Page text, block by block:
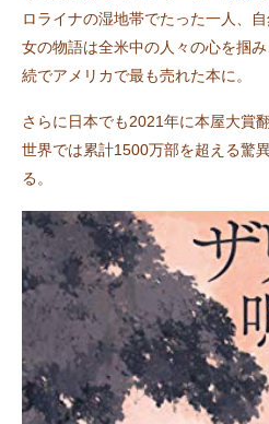
ロライナの湿地帯でたった一人、
女の物語は全米中の人々の心を掴
続でアメリカで最も売れた本に。
さらに日本でも2021年に本屋大賞
世界では累計1500万部を超える驚
る。